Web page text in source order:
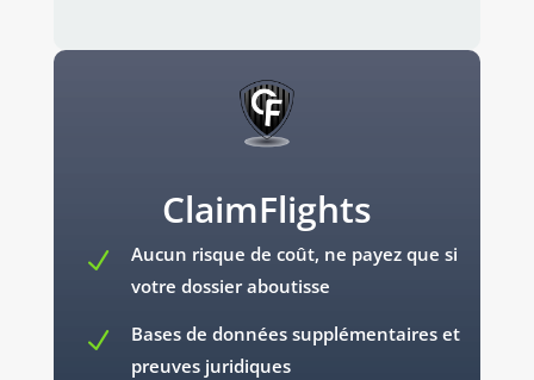
ClaimFlights
N
Aucun risque de coût, ne payez que si
votre dossier aboutisse
N
Bases de données supplémentaires et
preuves juridiques